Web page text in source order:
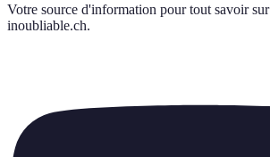
Votre source d'information pour tout savoir sur
inoubliable.ch.